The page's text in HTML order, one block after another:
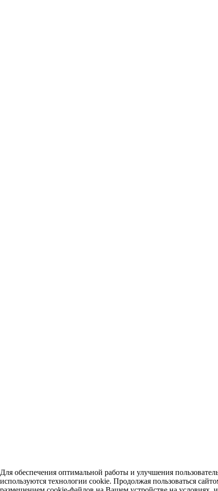
Для обеспечения оптимальной работы и улучшения
используются технологии cookie. Продолжая пользоваться